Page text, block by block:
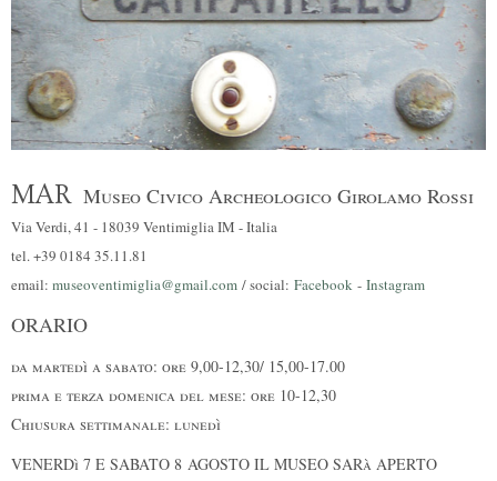
MAR Museo Civico Archeologico Girolamo Rossi
Via Verdi, 41 - 18039 Ventimiglia IM - Italia
tel. +39 0184 35.11.81
email: museoventimiglia@gmail.com / social: Facebook - Instagram
ORARIO
da martedì a sabato: ore 9,00-12,30/ 15,00-17.00
prima e terza domenica del mese: ore 10-12,30
Chiusura settimanale: lunedì
VENERDì 7 E SABATO 8 AGOSTO IL MUSEO SARà APERTO